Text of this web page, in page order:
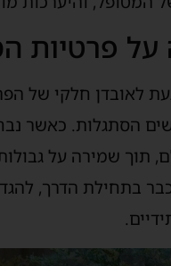
על פרטיות
לאובדן חלקי של
הסתגלות. כאשר
תוך שמירה על
בתחילת הדרך,